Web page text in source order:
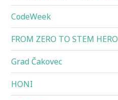
CodeWeek
FROM ZERO TO STEM HERO
Grad Čakovec
HONI